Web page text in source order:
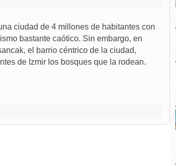
ciudad de 4 millones de habitantes con
bastante caótico. Sin embargo, en
el barrio céntrico de la ciudad,
de Izmir los bosques que la rodean.